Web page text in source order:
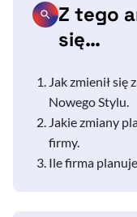
Z tego
się…
Jak zmienił
Nowego Stylu.
Jakie zmiany
firmy.
Ile firma